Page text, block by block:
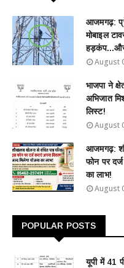
आजमगढ़:
मोबाइल
August
भाजपा ने
अभिजात
लिस्ट!
August
आजमगढ़:
फोन पर
का लाभ!
August
POPULAR POSTS
यूपी में 41